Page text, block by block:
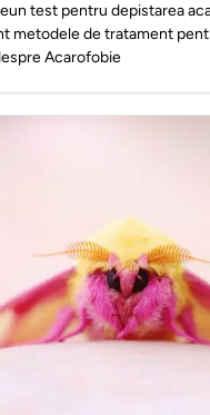
test pentru depistarea
metodele de tratament
Acarofobie